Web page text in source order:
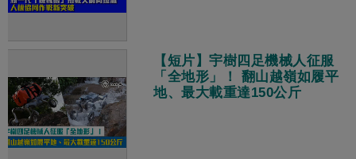
【短片】宇樹四足機械人征服
「全地形」！ 翻山越嶺如履平
地、最大載重達150公斤